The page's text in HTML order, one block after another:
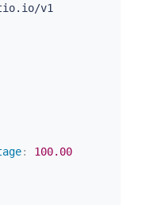
:
100.00